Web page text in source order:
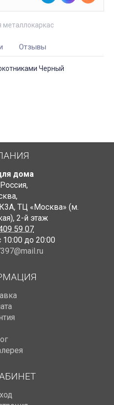
металлокаркас
Отзывы
Черный
дома
Россия,
,
ТЦ «Москва» (м.
, 2-й этаж
59 07
до 20:00